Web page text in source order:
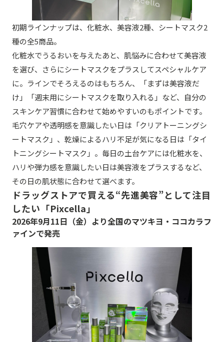
初期ラインナップは、化粧水、美容液2種、シートマスク2
種の全5商品。
化粧水でうるおいを与えたあと、肌悩みに合わせて美容液
を選び、さらにシートマスクをプラスしてスペシャルケア
に。ラインでそろえるのはもちろん、「まずは美容液だ
け」「週末用にシートマスクを取り入れる」など、自分の
スキンケア習慣に合わせて始めやすいのもポイントです。
毛穴ケアや透明感を意識したい日は「クリアトーニングシ
ートマスク」、乾燥によるハリ不足が気になる日は「タイ
トニングシートマスク」。毎日の土台ケアには化粧水を、
ハリや弾力感を意識したい日は美容液をプラスするなど、
その日の肌状態に合わせて選べます。
ドラッグストアで買える“先進美容”として注目
したい「Pixcella」
2026年9月11日（金）より全国のマツキヨ・ココカラフ
ァインで発売